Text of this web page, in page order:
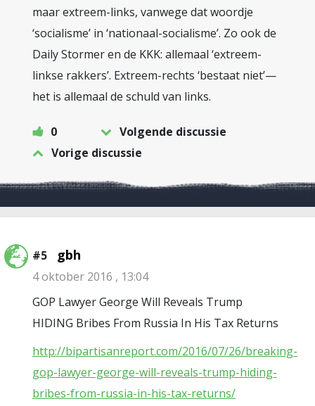
maar extreem-links, vanwege dat woordje
‘socialisme’ in ‘nationaal-socialisme’. Zo ook de
Daily Stormer en de KKK: allemaal ‘extreem-
linkse rakkers’. Extreem-rechts ‘bestaat niet’—
het is allemaal de schuld van links.
0
Volgende discussie
Vorige discussie
#5 gbh
4 oktober 2016 , 13:04
GOP Lawyer George Will Reveals Trump
HIDING Bribes From Russia In His Tax Returns
http://bipartisanreport.com/2016/07/26/breaking-
gop-lawyer-george-will-reveals-trump-hiding-
bribes-from-russia-in-his-tax-returns/